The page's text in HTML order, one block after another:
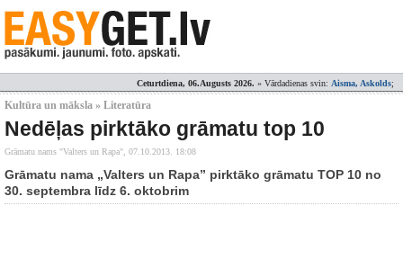
Ceturtdiena, 06.Augusts 2026. » Vārdadienas svin: Aisma, Askolds;
Kultūra un māksla » Literatūra
Nedēļas pirktāko grāmatu top 10
Grāmatu nams "Valters un Rapa", 07.10.2013. 18:08
Grāmatu nama „Valters un Rapa” pirktāko grāmatu TOP 10 no
30. septembra līdz 6. oktobrim